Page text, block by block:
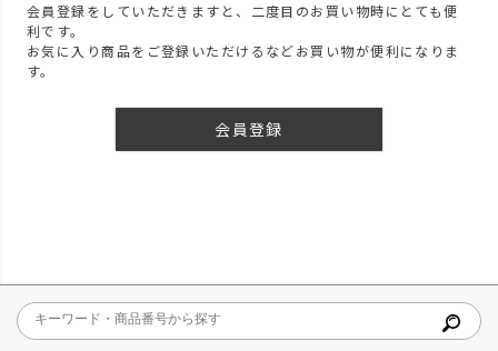
会員登録をしていただきますと、二度目のお買い物時にとても便
利です。
お気に入り商品をご登録いただけるなどお買い物が便利になりま
す。
会員登録